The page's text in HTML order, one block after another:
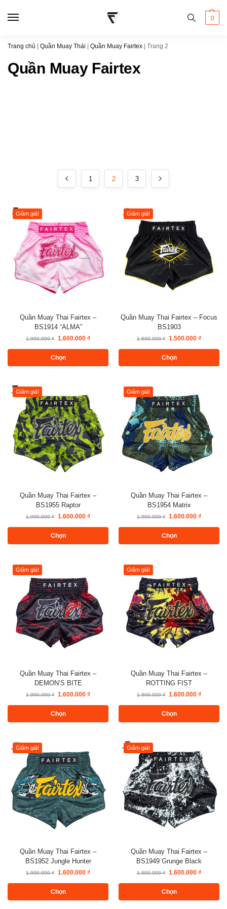
0
Trang chủ Quần Muay Thái Quần Muay Fairtex Trang 2
Quần Muay Fairtex
1 2 3
Giảm giá!
Quần Muay Thai Fairtex –
BS1914 “ALMA”
1.900.000₫ 1.600.000 ₫
Chọn
Giảm giá!
Quần Muay Thai Fairtex – Focus
BS1903
1.600.000₫ 1.500.000 ₫
Chọn
Giảm giá!
Quần Muay Thai Fairtex –
BS1955 Raptor
1.900.000₫ 1.600.000 ₫
Chọn
Giảm giá!
Quần Muay Thai Fairtex –
BS1954 Matrix
1.900.000₫ 1.600.000 ₫
Chọn
Giảm giá!
Quần Muay Thai Fairtex –
DEMON’S BITE
1.900.000₫ 1.600.000 ₫
Chọn
Giảm giá!
Quần Muay Thai Fairtex –
ROTTING FIST
1.900.000₫ 1.600.000 ₫
Chọn
Giảm giá!
Quần Muay Thai Fairtex –
BS1952 Jungle Hunter
1.900.000₫ 1.600.000 ₫
Chọn
Giảm giá!
Quần Muay Thai Fairtex –
BS1949 Grunge Black
1.900.000₫ 1.600.000 ₫
Chọn